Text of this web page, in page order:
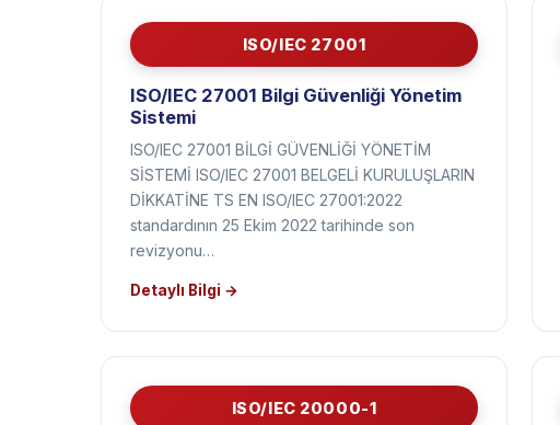
ISO/IEC 27001
ISO/IEC 27001 Bilgi Güvenliği Yönetim
Sistemi
ISO/IEC 27001 BİLGİ GÜVENLİĞİ YÖNETİM
SİSTEMİ ISO/IEC 27001 BELGELİ KURULUŞLARIN
DİKKATİNE TS EN ISO/IEC 27001:2022
standardının 25 Ekim 2022 tarihinde son
revizyonu…
Detaylı Bilgi →
ISO/IEC 20000-1